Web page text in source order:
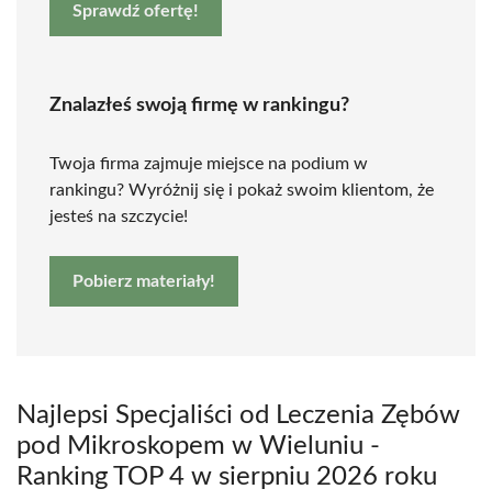
Sprawdź ofertę!
Znalazłeś swoją firmę w rankingu?
Twoja firma zajmuje miejsce na podium w
rankingu? Wyróżnij się i pokaż swoim klientom, że
jesteś na szczycie!
Pobierz materiały!
Najlepsi Specjaliści od Leczenia Zębów
pod Mikroskopem w Wieluniu -
Ranking TOP 4 w sierpniu 2026 roku